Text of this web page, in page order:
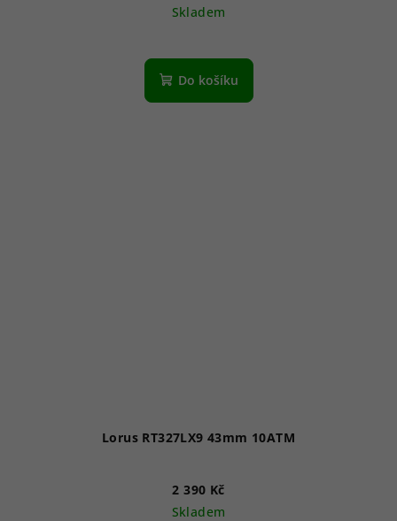
Skladem
Do košíku
Lorus RT327LX9 43mm 10ATM
2 390 Kč
Skladem